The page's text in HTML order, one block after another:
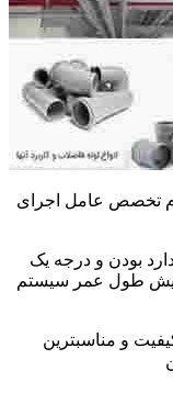
تخصص عامل اجرای
بودن و درجه یک
طول عمر سیستم
و مناسبترین